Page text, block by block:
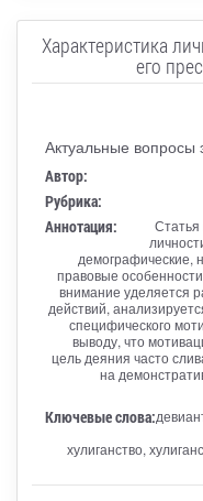
Характеристика
его
Актуальные вопросы
Автор:
Рубрика:
Аннотация:
Статья
демографические,
правовые
внимание уделяется
действий,
специфического
выводу, что
цель деяния часто
на
Ключевые слова:
хулиганство,